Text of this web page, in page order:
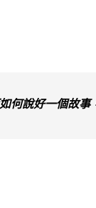
何說好一個故